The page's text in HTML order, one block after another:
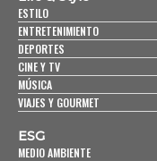
ESTILO
ENTRETENIMIENTO
DEPORTES
CINE Y TV
MÚSICA
VIAJES Y GOURMET
ESG
MEDIO AMBIENTE